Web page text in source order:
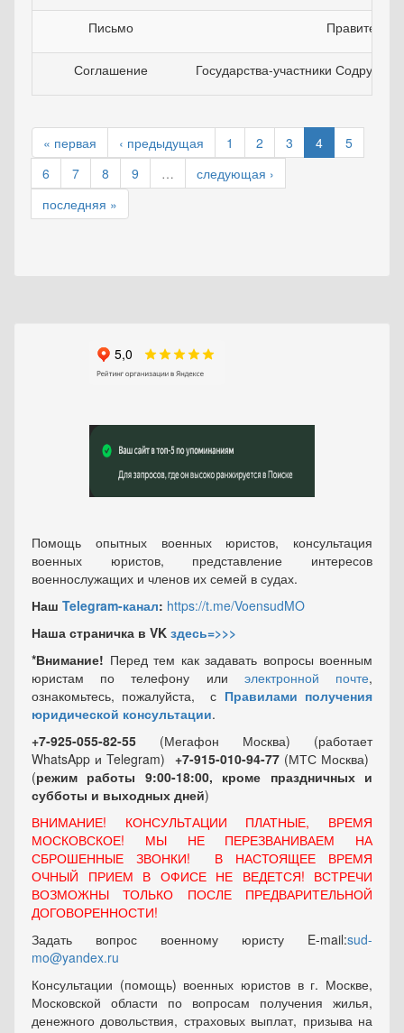
Письмо
Соглашение Государства-участники
« первая ‹ предыдущая 1 2 3 4
5
6
7 8 9 …
следующая ›
последняя »
Помощь опытных военных юристов, консультация
военных юристов, представление интересов
военнослужащих и членов их семей в судах.
Наш Telegram-канал: https://t.me/VoensudMO
Наша страничка в VK здесь=>>>
*Внимание! Перед тем как задавать вопросы военным
юристам по телефону или электронной почте,
ознакомьтесь, пожалуйста, с Правилами получения
юридической консультации.
+7-925-055-82-55 (Мегафон Москва) (работает
WhatsApp и Telegram) +7-915-010-94-77 (МТС Москва)
(режим работы 9:00-18:00, кроме праздничных и
субботы и выходных дней)
ВНИМАНИЕ! КОНСУЛЬТАЦИИ ПЛАТНЫЕ, ВРЕМЯ
МОСКОВСКОЕ! МЫ НЕ ПЕРЕЗВАНИВАЕМ НА
СБРОШЕННЫЕ ЗВОНКИ! В НАСТОЯЩЕЕ ВРЕМЯ
ОЧНЫЙ ПРИЕМ В ОФИСЕ НЕ ВЕДЕТСЯ! ВСТРЕЧИ
ВОЗМОЖНЫ ТОЛЬКО ПОСЛЕ ПРЕДВАРИТЕЛЬНОЙ
ДОГОВОРЕННОСТИ!
Задать вопрос военному юристу E-mail:sud-
mo@yandex.ru
Консультации (помощь) военных юристов в г. Москве,
Московской области по вопросам получения жилья,
денежного довольствия, страховых выплат, призыва на